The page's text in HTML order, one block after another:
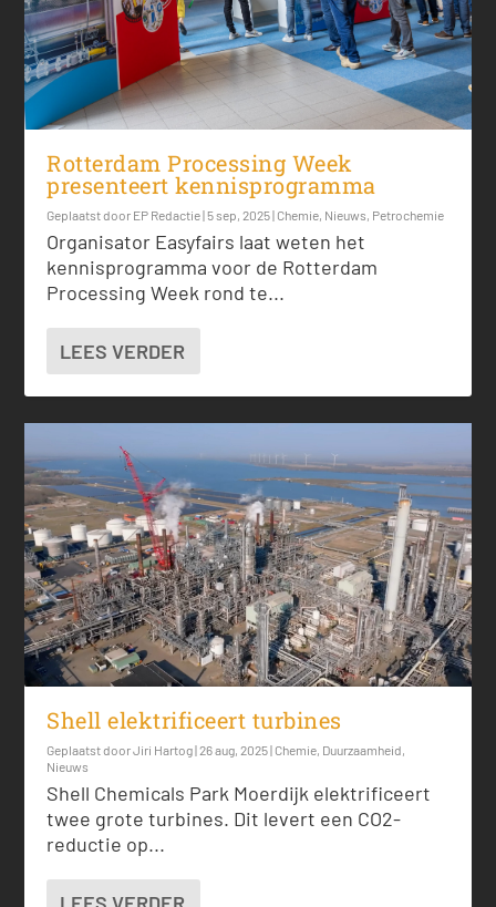
Rotterdam Processing Week
presenteert kennisprogramma
Geplaatst door EP Redactie|5 sep, 2025| Chemie Nieuws Petrochemie
Organisator Easyfairs laat weten het
kennisprogramma voor de Rotterdam
Processing Week rond te...
LEES VERDER
Shell elektrificeert turbines
Geplaatst doorJiri Hartog|26 aug, 2025| Chemie Duurzaamheid
Nieuws
Shell Chemicals Park Moerdijk elektrificeert
twee grote turbines. Dit levert een CO2-
reductie op...